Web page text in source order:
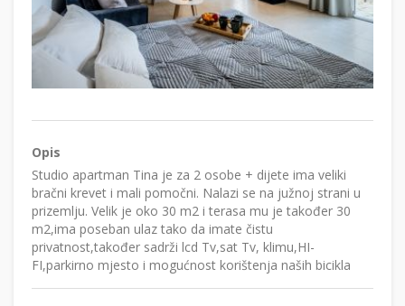
Opis
Studio apartman Tina je za 2 osobe + dijete ima veliki
bračni krevet i mali pomočni. Nalazi se na južnoj strani u
prizemlju. Velik je oko 30 m2 i terasa mu je također 30
m2,ima poseban ulaz tako da imate čistu
privatnost,također sadrži lcd Tv,sat Tv, klimu,HI-
FI,parkirno mjesto i mogućnost korištenja naših bicikla